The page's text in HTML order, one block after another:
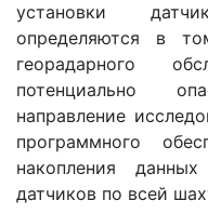
установки
определяются в
георадарного
потенциально
направление
программного
накопления
датчиков по всей